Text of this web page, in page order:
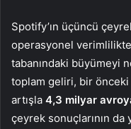
Spotify’ın üçüncü
operasyonel verimlilikte
tabanındaki büyümeyi
toplam geliri, bir önceki
artışla 4,3 milyar
çeyrek sonuçlarının